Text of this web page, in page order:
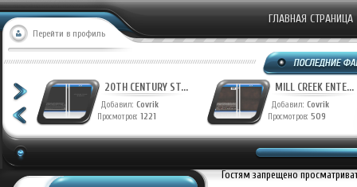
Перейти в профиль
ГЛАВНАЯ СТРАНИЦА
20TH CENTURY ST...
Добавил: Covrik
Просмотров: 1221
MILL CREEK ENTE...
Добавил: Covrik
Просмотров: 509
Гостям запрещено